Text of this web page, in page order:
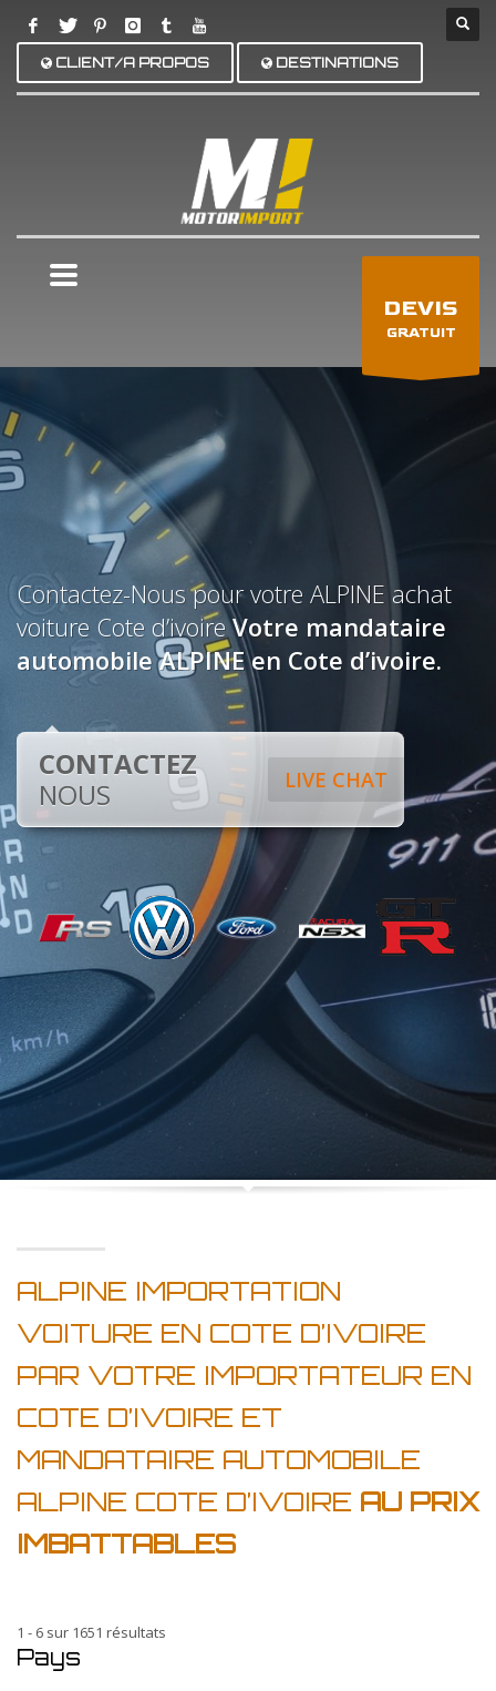
CLIENT/A PROPOS DESTINATIONS
DEVIS
GRATUIT
Contactez-Nous pour votre ALPINE achat
voiture Cote d’ivoireVotre mandataire
automobile ALPINE en Cote d’ivoire.
LIVE CHAT
CONTACTEZ
NOUS
ALPINE IMPORTATION
VOITURE EN COTE D’IVOIRE
PAR VOTRE IMPORTATEUR EN
COTE D’IVOIRE ET
MANDATAIRE AUTOMOBILE
ALPINE COTE D’IVOIRE AU PRIX
IMBATTABLES
1 - 6 sur 1651 résultats
Pays